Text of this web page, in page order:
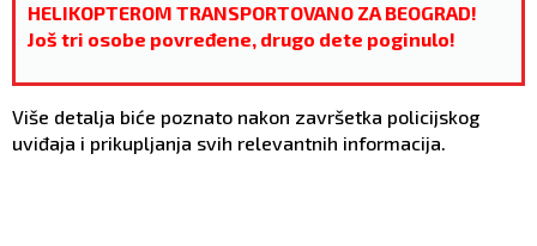
HELIKOPTEROM TRANSPORTOVANO ZA BEOGRAD!
Još tri osobe povređene, drugo dete poginulo!
Više detalja biće poznato nakon završetka policijskog
uviđaja i prikupljanja svih relevantnih informacija.